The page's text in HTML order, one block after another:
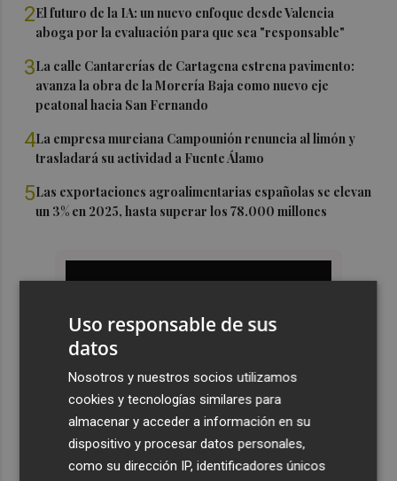
2El futuro de la IA: un nuevo enfoque desde Valencia
aboga por la evaluación para que sea "responsable"
3La calle Cantarerías de Cartagena estrena pavimento:
avanza la obra de la Morería Baja como nuevo eje
peatonal hacia San Fernando
4La empresa murciana Campounión renuncia al limón y
trasladará su actividad a Fuente Álamo
5Las exportaciones agroalimentarias españolas se elevan
un 3% en 2025, hasta superar los 78.000 millones
Uso responsable de sus
datos
Nosotros y nuestros socios utilizamos
cookies y tecnologías similares para
almacenar y acceder a información en su
dispositivo y procesar datos personales,
como su dirección IP, identificadores únicos